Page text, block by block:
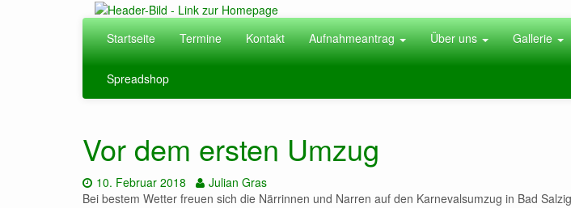
Startseite Termine Kontakt Aufnahmeantrag Über uns Gallerie
Spreadshop
Vor dem ersten Umzug
Datum:
10. Februar 2018 Autor:
Julian Gras
Bei bestem Wetter freuen sich die Närrinnen und Narren auf den Karnevalsumzug in Bad